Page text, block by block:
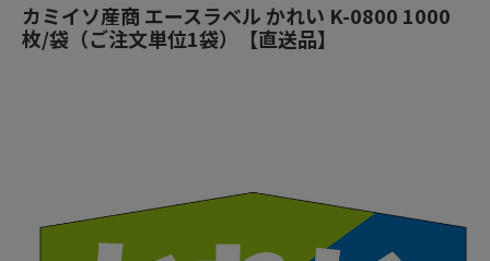
カミイソ産商 エースラベル かれい K-0800 1000
枚/袋（ご注文単位1袋）【直送品】